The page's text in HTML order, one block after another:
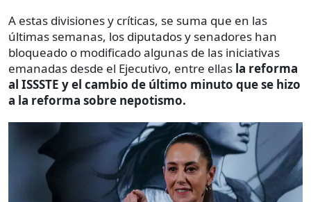
A estas divisiones y críticas, se suma que en las
últimas semanas, los diputados y senadores han
bloqueado o modificado algunas de las iniciativas
emanadas desde el Ejecutivo, entre ellas la reforma
al ISSSTE y el cambio de último minuto que se hizo
a la reforma sobre nepotismo.